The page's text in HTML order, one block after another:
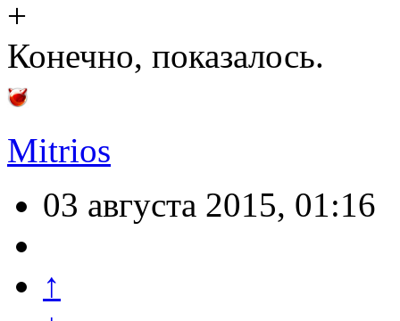
Конечно, показалось.
Mitrios
03 августа 2015, 01:16
↑